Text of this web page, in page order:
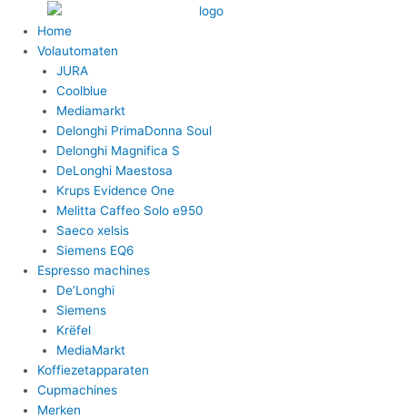
naar
Home
Volautomaten
JURA
Coolblue
Mediamarkt
Delonghi PrimaDonna Soul
Delonghi Magnifica S
DeLonghi Maestosa
Krups Evidence One
Melitta Caffeo Solo e950
Saeco xelsis
Siemens EQ6
Espresso machines
De’Longhi
Siemens
Krëfel
MediaMarkt
Koffiezetapparaten
Cupmachines
Merken